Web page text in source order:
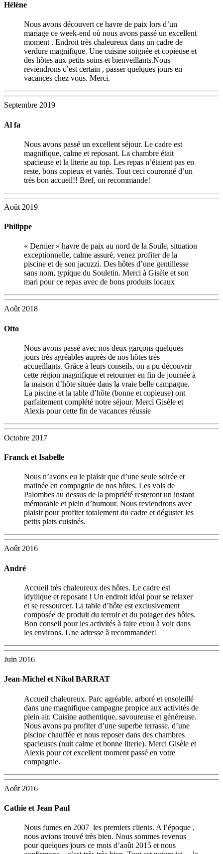
Hélène
Nous avons découvert ce havre de paix lors d’un
mariage ce week-end où nous avons passé un excellent
moment . Endroit très chaleureux dans un cadre de
verdure magnifique. Une cuisine soignée et copieuse et
des hôtes aux petits soins et bienveillants.Nous
reviendrons c’est certain , passer quelques jours en
vacances chez vous. Merci.
Septembre 2019
Al fa
Nous avons passé un excellent séjour. Le cadre est
magnifique, calme et reposant. La chambre était
spacieuse et la literie au top. Les repas n’étaient pas en
reste, bons copieux et variés. Tout ceci couronné d’un
très bon accueil!! Bref, on recommande!
Août 2019
Philippe
« Dernier » havre de paix au nord de la Soule, situation
exceptionnelle, calme assuré, venez profiter de la
piscine et de son jacuzzi. Des hôtes d’une gentillesse
sans nom, typique du Souletin. Merci à Gisèle et son
mari pour ce repas avec de bons produits locaux
Août 2018
Otto
Nous avons passé avec nos deux garçons quelques
jours très agréables auprès de nos hôtes très
accueillants. Grâce à leurs conseils, on a pu découvrir
cette région magnifique et retourner en fin de journée à
la maison d’hôte située dans la vraie belle campagne.
La piscine et la table d’hôte (bonne et copieuse) ont
parfaitement complété notre séjour. Merci Gisèle et
Alexis pour cette fin de vacances réussie
Octobre 2017
Franck et Isabelle
Nous n’avons eu le plaisir que d’une seule soirée et
matinée en compagnie de nos hôtes. Les vols de
Palombes au dessus de la propriété resteront un instant
mémorable et plein d’humour. Nous reviendrons avec
plaisir pour profiter totalement du cadre et déguster les
petits plats cuisinés.
Août 2016
André
Accueil très chaleureux des hôtes. Le cadre est
idyllique et reposant ! Un endroit idéal pour se relaxer
et se ressourcer. La table d’hôte est exclusivement
composée de produit du terroir et du potager des hôtes.
Bon conseil pour les activités à faire et/ou à voir dans
les environs. Une adresse à recommander!
Juin 2016
Jean-Michel et Nikol BARRAT
Accueil chaleureux. Parc agréable, arboré et ensoleillé
dans une magnifique campagne propice aux activités de
plein air. Cuisine authentique, savoureuse et généreuse.
Nous avons pu profiter d’une superbe terrasse, d’une
piscine chauffée et nous reposer dans des chambres
spacieuses (nuit calme et bonne literie). Merci Gisèle et
Alexis pour cet excellent moment passé en votre
compagnie.
Août 2016
Cathie et Jean Paul
Nous fumes en 2007 les premiers clients. A l’époque ,
nous avions trouvé très bien. Nous sommes revenus
pour quelques jours ce mois d’août 2015 et nous